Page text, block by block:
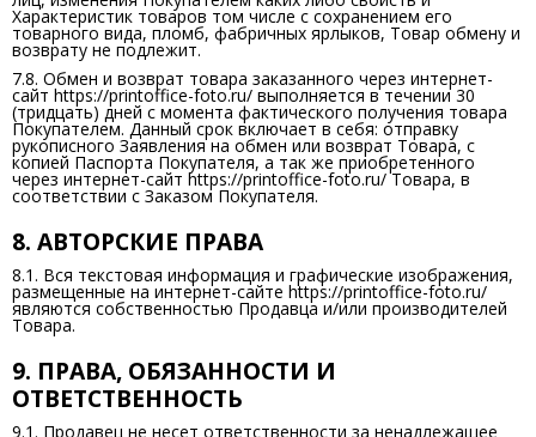
Характеристик товаров том числе с сохранением его
товарного вида, пломб, фабричных ярлыков, Товар обмену и
возврату не подлежит.
7.8. Обмен и возврат товара заказанного через интернет-
сайт https://printoffice-foto.ru/ выполняется в течении 30
(тридцать) дней с момента фактического получения товара
Покупателем. Данный срок включает в себя: отправку
рукописного Заявления на обмен или возврат Товара, с
копией Паспорта Покупателя, а так же приобретенного
через интернет-сайт https://printoffice-foto.ru/ Товара, в
соответствии с Заказом Покупателя.
8. АВТОРСКИЕ ПРАВА
8.1. Вся текстовая информация и графические изображения,
размещенные на интернет-сайте https://printoffice-foto.ru/
являются собственностью Продавца и/или производителей
Товара.
9. ПРАВА, ОБЯЗАННОСТИ И
ОТВЕТСТВЕННОСТЬ
9.1. Продавец не несет ответственности за ненадлежащее